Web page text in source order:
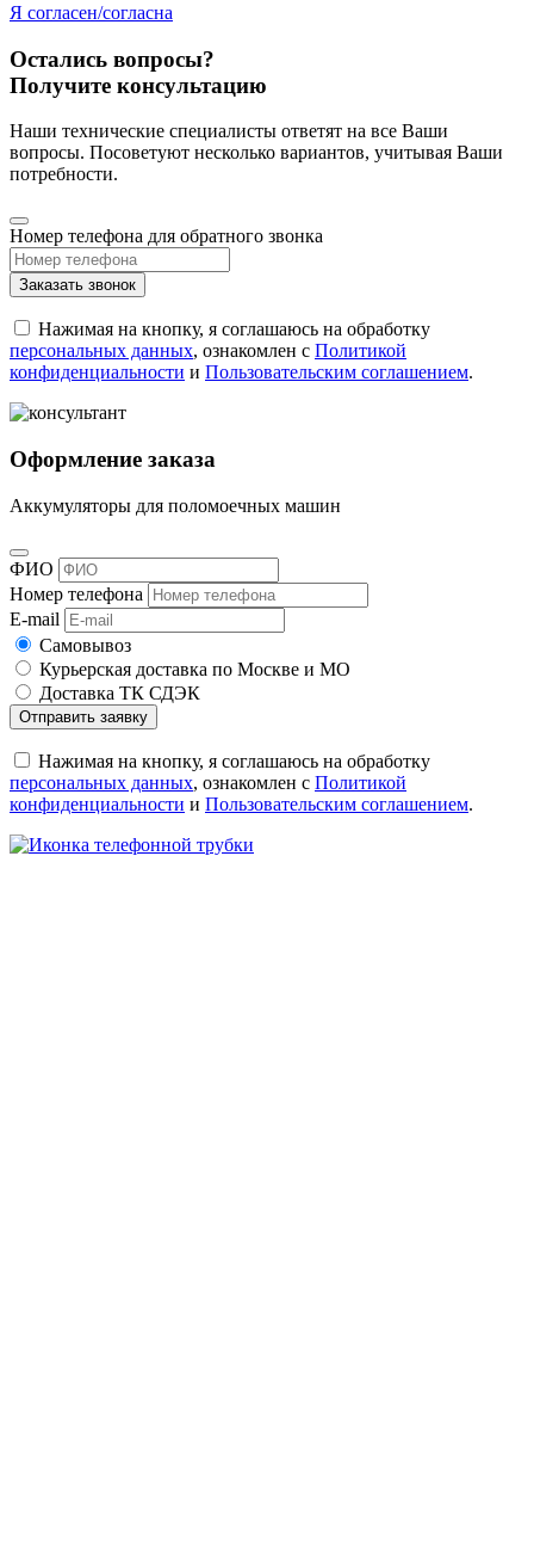
Я согласен/согласна
Остались вопросы?
Получите консультацию
Наши технические специалисты ответят на все Ваши
вопросы. Посоветуют несколько вариантов, учитывая Ваши
потребности.
Номер телефона для обратного звонка
Заказать звонок
Нажимая на кнопку, я соглашаюсь на обработку
персональных данных, ознакомлен с Политикой
конфиденциальности и Пользовательским соглашением.
Оформление заказа
Аккумуляторы для поломоечных машин
ФИО
Номер телефона
E-mail
Самовывоз
Курьерская доставка по Москве и МО
Доставка ТК СДЭК
Отправить заявку
Нажимая на кнопку, я соглашаюсь на обработку
персональных данных, ознакомлен с Политикой
конфиденциальности и Пользовательским соглашением.